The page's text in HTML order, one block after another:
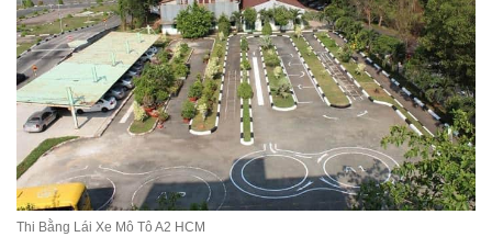
Thi Bằng Lái Xe Mô Tô A2 HCM